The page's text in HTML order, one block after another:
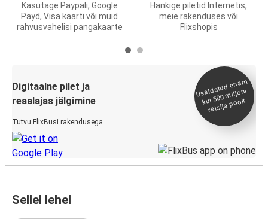
Kasutage Paypali, Google
Payd, Visa kaarti või muid
rahvusvahelisi pangakaarte
Hankige piletid Internetis,
meie rakenduses või
Flixshopis
Digitaalne pilet ja
reaalajas jälgimine
Tutvu FlixBusi rakendusega
Usaldatud ena
m
kui 500
miljoni
reisija poolt
Sellel lehel